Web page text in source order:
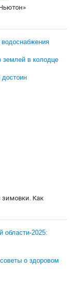
водоснабжения
землей в колодце
зимовки. Как
области-2025:
о здоровом